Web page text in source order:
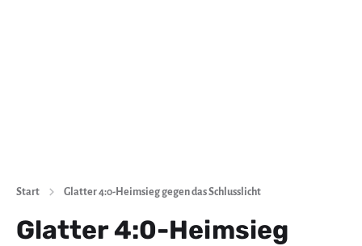
Start Glatter 4:0-Heimsieg gegen das Schlusslicht
Glatter 4:0-Heimsieg